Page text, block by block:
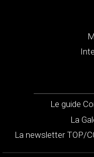
Le guide
La
La newsletter TOP/